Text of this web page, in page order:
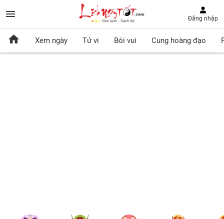
Đăng nhập
Xem ngày Tử vi Bói vui Cung hoàng đạo